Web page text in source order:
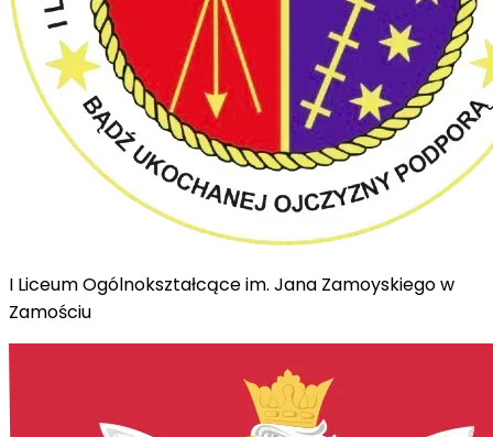
I Liceum Ogólnokształcące im. Jana Zamoyskiego w
Zamościu